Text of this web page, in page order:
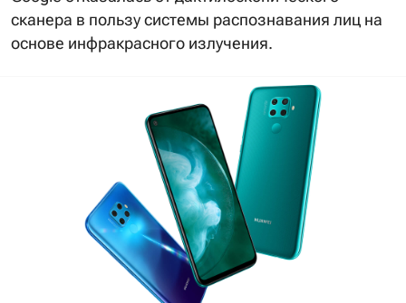
сканера в пользу системы распознавания лиц на
основе инфракрасного излучения.